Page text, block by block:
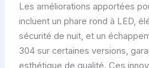
Les améliorations apportées
incluent un phare rond à LED,
sécurité de nuit, et un
304 sur certaines versions,
esthétique de qualité. Ces